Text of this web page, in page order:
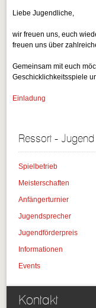
Liebe Jugendliche,
wir freuen uns, euch
freuen uns über
Gemeinsam mit euch
Geschicklichkeitsspiele
Einladung
Ressort - Jugend
Spielbetrieb
Meisterschaften
Anfängerturnier
Jugendsprecher
Jugendförderpreis
Informationen
Events
Kontakt